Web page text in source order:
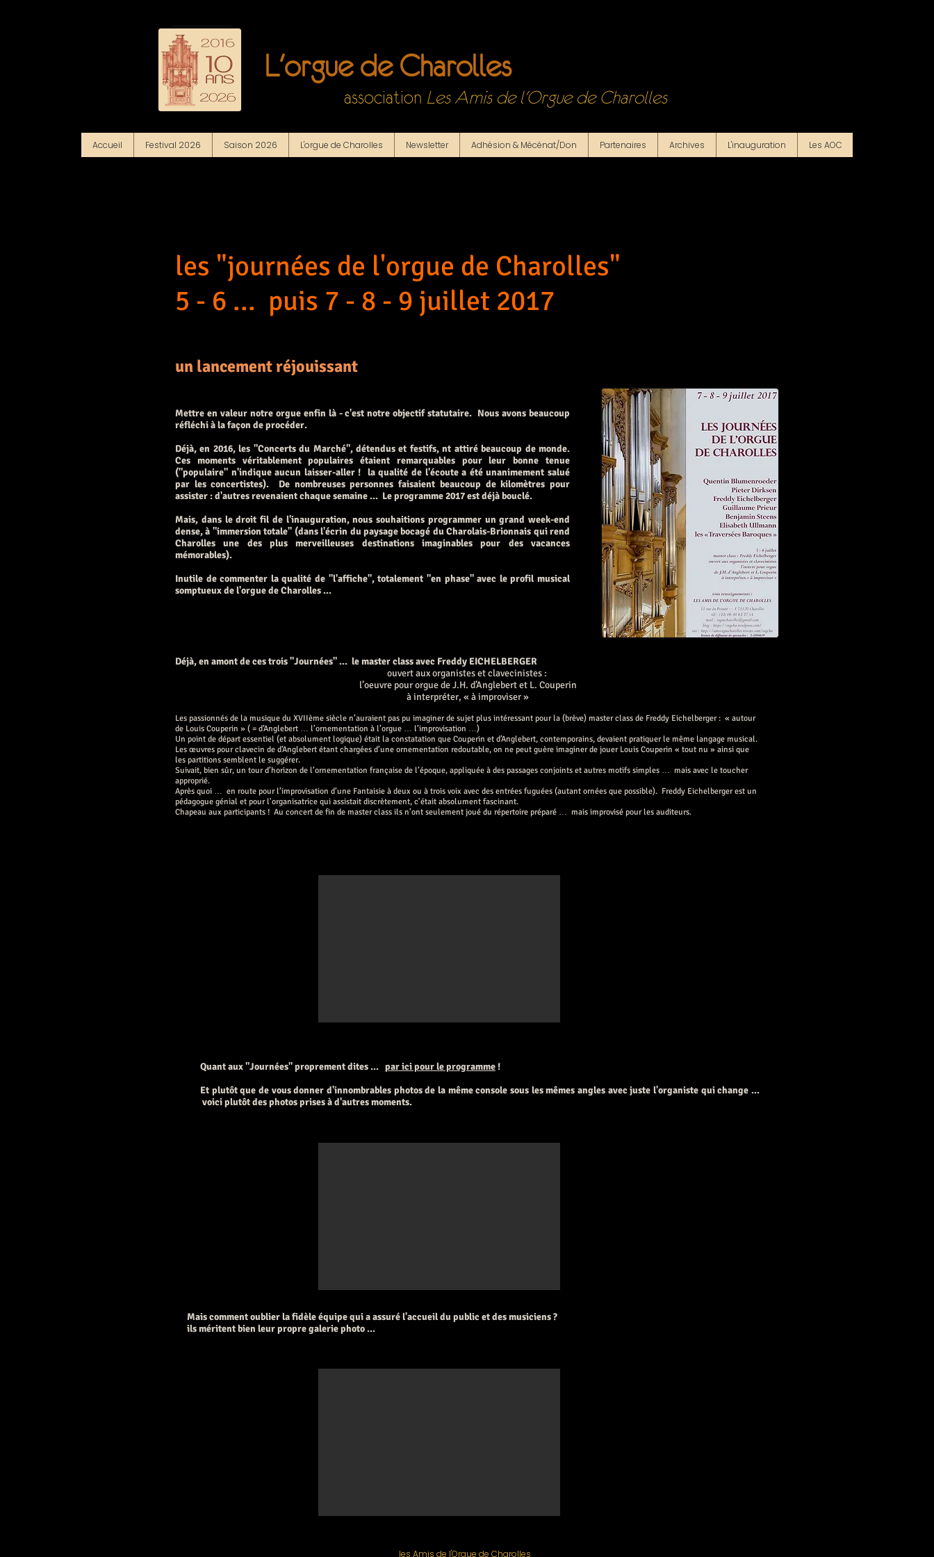
association Les Amis de l'Orgue de Charolles
L'orgue de Charolles
Accueil Festival 2026 Saison 2026 L'orgue de Charolles Newsletter Adhésion & Mécénat/Don Partenaires Archives L'inauguration Les AOC
les "journées de l'orgue de Charolles"
5 - 6 ... puis 7 - 8 - 9 juillet 2017
un lancement réjouissant
Mettre en valeur notre orgue enfin là - c'est notre objectif statutaire. Nous avons beaucoup
réfléchi à la façon de procéder.
Déjà, en 2016, les "Concerts du Marché", détendus et festifs, nt attiré beaucoup de monde.
Ces moments véritablement populaires étaient remarquables pour leur bonne tenue
("populaire" n'indique aucun laisser-aller ! la qualité de l'écoute a été unanimement salué
par les concertistes). De nombreuses personnes faisaient beaucoup de kilomètres pour
assister : d'autres revenaient chaque semaine ... Le programme 2017 est déjà bouclé.
Mais, dans le droit fil de l'inauguration, nous souhaitions programmer un grand week-end
dense, à "immersion totale" (dans l'écrin du paysage bocagé du Charolais-Brionnais qui rend
Charolles une des plus merveilleuses destinations imaginables pour des vacances
mémorables).
Inutile de commenter la qualité de "l'affiche", totalement "en phase" avec le profil musical
somptueux de l'orgue de Charolles ...
Déjà, en amont de ces trois "Journées" ... le master class avec Freddy EICHELBERGER
ouvert aux organistes et clavecinistes :
l’oeuvre pour orgue de J.H. d’Anglebert et L. Couperin
à interpréter, « à improviser »
Les passionnés de la musique du XVIIème siècle n’auraient pas pu imaginer de sujet plus intéressant pour la (brève) master class de Freddy Eichelberger : « autour
de Louis Couperin » ( = d’Anglebert … l’ornementation à l’orgue … l’improvisation …)
Un point de départ essentiel (et absolument logique) était la constatation que Couperin et d’Anglebert, contemporains, devaient pratiquer le même langage musical.
Les œuvres pour clavecin de d’Anglebert étant chargées d’une ornementation redoutable, on ne peut guère imaginer de jouer Louis Couperin « tout nu » ainsi que
les partitions semblent le suggérer.
Suivait, bien sûr, un tour d’horizon de l’ornementation française de l’époque, appliquée à des passages conjoints et autres motifs simples … mais avec le toucher
approprié.
Après quoi … en route pour l’improvisation d’une Fantaisie à deux ou à trois voix avec des entrées fuguées (autant ornées que possible). Freddy Eichelberger est un
pédagogue génial et pour l'organisatrice qui assistait discrètement, c'était absolument fascinant.
Chapeau aux participants ! Au concert de fin de master class ils n’ont seulement joué du répertoire préparé … mais improvisé pour les auditeurs.
Quant aux "Journées" proprement dites ... par ici pour le programme !
Et plutôt que de vous donner d'innombrables photos de la même console sous les mêmes angles avec juste l'organiste qui change ...
voici plutôt des photos prises à d'autres moments.
Mais comment oublier la fidèle équipe qui a assuré l'accueil du public et des musiciens ?
ils méritent bien leur propre galerie photo ...
les Amis de l'Orgue de Charolles